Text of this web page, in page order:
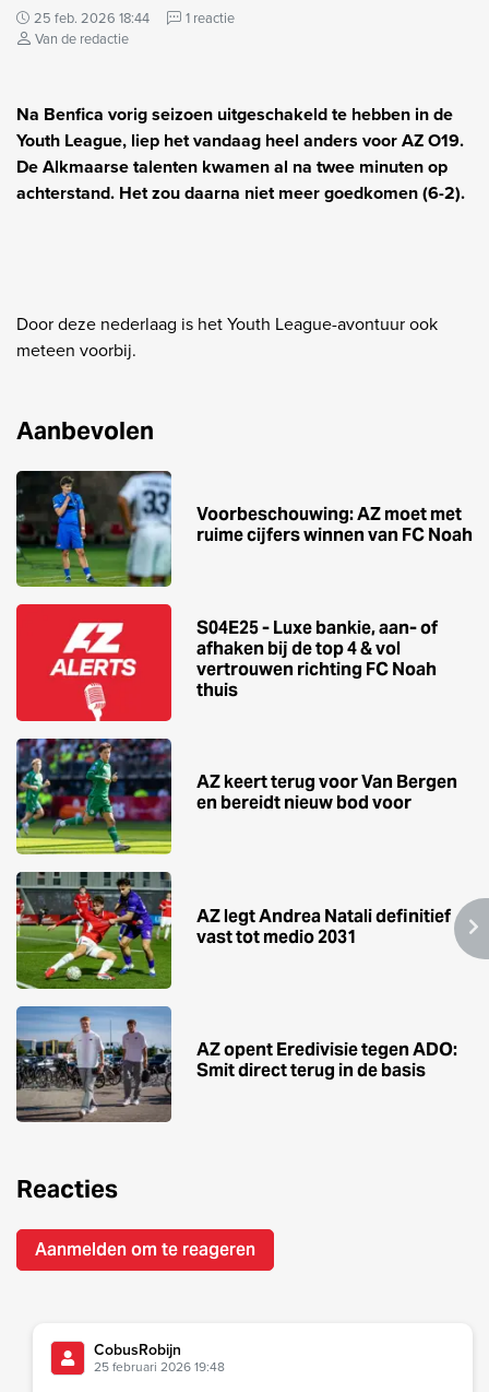
25 feb. 2026 18:44
1 reactie
Van de redactie
Na Benfica vorig seizoen uitgeschakeld te hebben in de
Youth League, liep het vandaag heel anders voor AZ O19.
De Alkmaarse talenten kwamen al na twee minuten op
achterstand. Het zou daarna niet meer goedkomen (6-2).
Door deze nederlaag is het Youth League-avontuur ook
meteen voorbij.
Aanbevolen
Voorbeschouwing: AZ moet met
ruime cijfers winnen van FC Noah
S04E25 - Luxe bankie, aan- of
afhaken bij de top 4 & vol
vertrouwen richting FC Noah
thuis
AZ keert terug voor Van Bergen
en bereidt nieuw bod voor
AZ legt Andrea Natali definitief
vast tot medio 2031
AZ opent Eredivisie tegen ADO:
Smit direct terug in de basis
Reacties
Aanmelden om te reageren
CobusRobijn
25 februari 2026 19:48